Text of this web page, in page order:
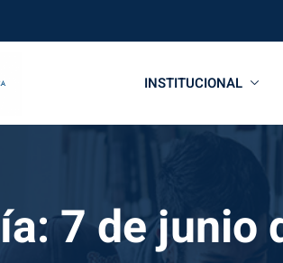
INSTITUCIONAL
7 de junio